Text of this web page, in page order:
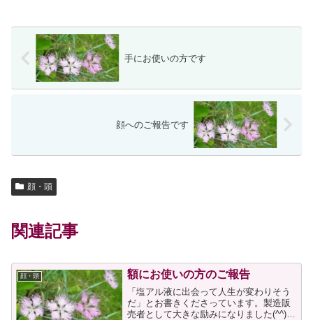
手にお使いの方です
顔へのご報告です
顔・頭
関連記事
顔・頭 額にお使いの方のご報告
「塩アル液に出会って人生が変わりそう
だ」とお書きくださっています。製造販
売者として大きな励みになりました(^^)。